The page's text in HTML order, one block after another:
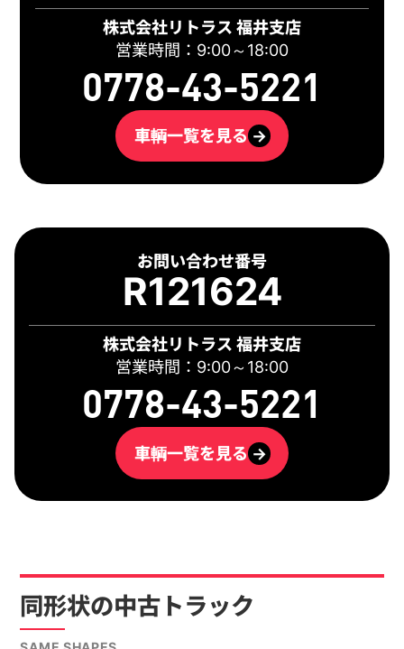
お問い合わせ番号
R121624
株式会社リトラス 福井支店
営業時間：9:00～18:00
0778-43-5221
車輌一覧を見る →
株式会社リトラス 福井支店
営業時間：9:00～18:00
0778-43-5221
車輌一覧を見る →
同形状の中古トラック